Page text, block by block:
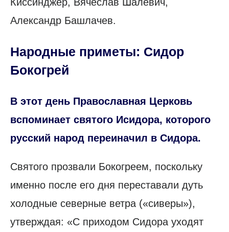
Александр Башлачев.
Народные приметы: Сидор
Бокогрей
В этот день Православная Церковь
вспоминает святого Исидора, которого
русский народ переиначил в Сидора.
Святого прозвали Бокогреем, поскольку
именно после его дня переставали дуть
холодные северные ветра («сиверы»),
утверждая: «С приходом Сидора уходят